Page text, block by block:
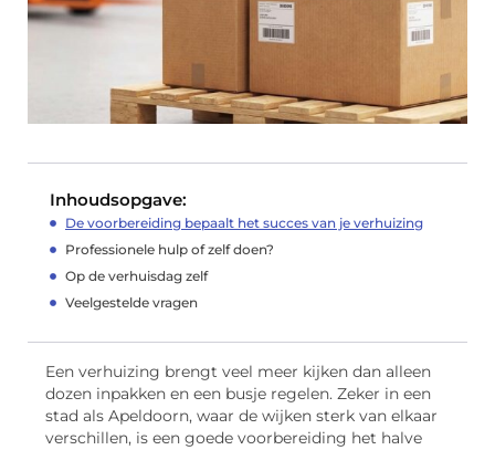
Inhoudsopgave:
De voorbereiding bepaalt het succes van je verhuizing
Professionele hulp of zelf doen?
Op de verhuisdag zelf
Veelgestelde vragen
Een verhuizing brengt veel meer kijken dan alleen
dozen inpakken en een busje regelen. Zeker in een
stad als Apeldoorn, waar de wijken sterk van elkaar
verschillen, is een goede voorbereiding het halve